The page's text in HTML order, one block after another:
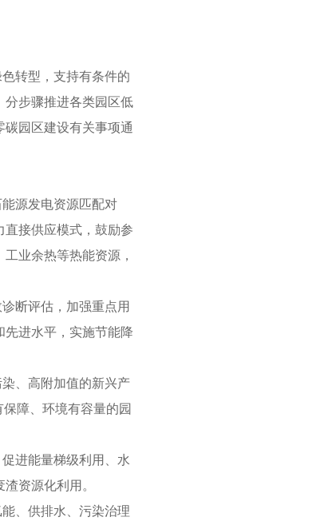
转型，支持有条件的
分步骤推进各类园区低
园区建设有关事项通
源发电资源匹配对
接供应模式，鼓励参
业余热等热能资源，
断评估，加强重点用
进水平，实施节能降
、高附加值的新兴产
障、环境有容量的园
进能量梯级利用、水
资源化利用。
、供排水、污染治理